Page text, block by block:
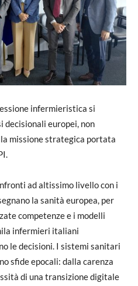
infermieristica si
decisionali europei, non
missione strategica portata
ad altissimo livello con i
la sanità europea, per
competenze e i modelli
infermieri italiani
le decisioni. I sistemi sanitari
sfide epocali: dalla carenza
di una transizione digitale